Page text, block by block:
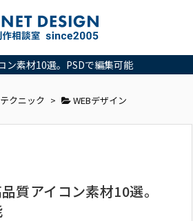
ン素材10選。PSDで編集可能
クニック > WEBデザイン
質アイコン素材10選。